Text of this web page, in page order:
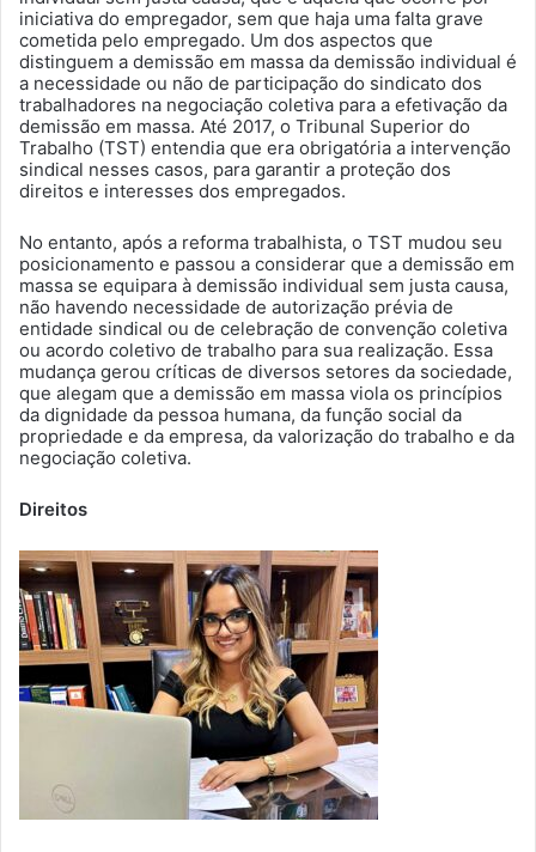
iniciativa do empregador, sem que haja uma falta grave
cometida pelo empregado. Um dos aspectos que
distinguem a demissão em massa da demissão individual é
a necessidade ou não de participação do sindicato dos
trabalhadores na negociação coletiva para a efetivação da
demissão em massa. Até 2017, o Tribunal Superior do
Trabalho (TST) entendia que era obrigatória a intervenção
sindical nesses casos, para garantir a proteção dos
direitos e interesses dos empregados.
No entanto, após a reforma trabalhista, o TST mudou seu
posicionamento e passou a considerar que a demissão em
massa se equipara à demissão individual sem justa causa,
não havendo necessidade de autorização prévia de
entidade sindical ou de celebração de convenção coletiva
ou acordo coletivo de trabalho para sua realização. Essa
mudança gerou críticas de diversos setores da sociedade,
que alegam que a demissão em massa viola os princípios
da dignidade da pessoa humana, da função social da
propriedade e da empresa, da valorização do trabalho e da
negociação coletiva.
Direitos